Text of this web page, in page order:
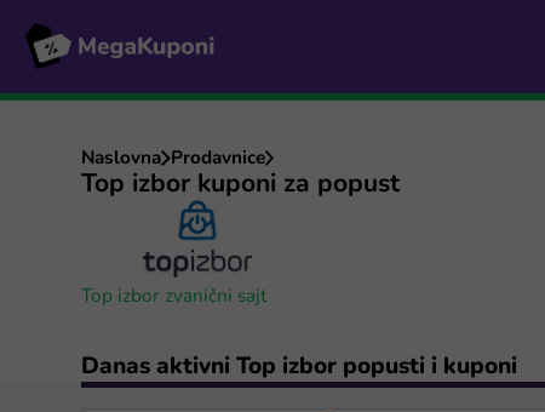
Naslovna Prodavnice
Top izbor kuponi za popust
Top izbor zvanični sajt
Danas aktivni Top izbor popusti i kuponi